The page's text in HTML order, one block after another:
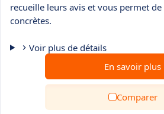
recueille leurs avis et vous permet
concrètes.
Voir plus de détails
En savoir plus
Comparer